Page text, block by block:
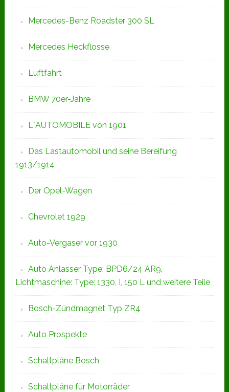
Mercedes-Benz Roadster 300 SL
Mercedes Heckflosse
Luftfahrt
BMW 70er-Jahre
L`AUTOMOBILE von 1901
Das Lastautomobil und seine Bereifung
1913/1914
Der Opel-Wagen
Chevrolet 1929
Auto-Vergaser vor 1930
Auto Anlasser Type: BPD6/24 AR9,
Lichtmaschine: Type: 1330, I, 150 L und weitere Teile
Bosch-Zündmagnet Typ ZR4
Auto Prospekte
Schaltpläne Bosch
Schaltpläne für Motorräder